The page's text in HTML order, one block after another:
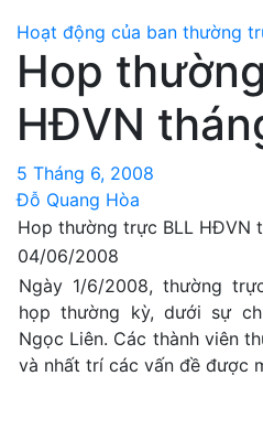
Hoạt động của ban thường
Hop
HĐVN
5 Tháng 6, 2008
Đỗ Quang Hòa
Hop thường trực BLL HĐVN
04/06/2008
Ngày 1/6/2008, thường
họp thường kỳ, dưới sự
Ngọc Liên. Các thành viên
và nhất trí các vấn đề được